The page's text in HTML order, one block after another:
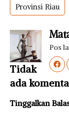
Provinsi Riau
Pos
Tidak
ada
Tinggalkan